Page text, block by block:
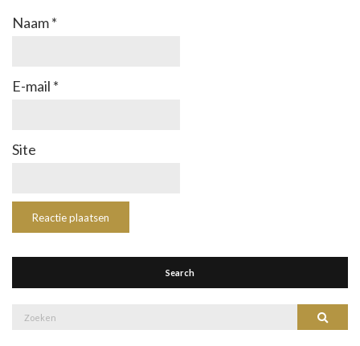
Naam*
E-mail *
Site
Search
Zoek